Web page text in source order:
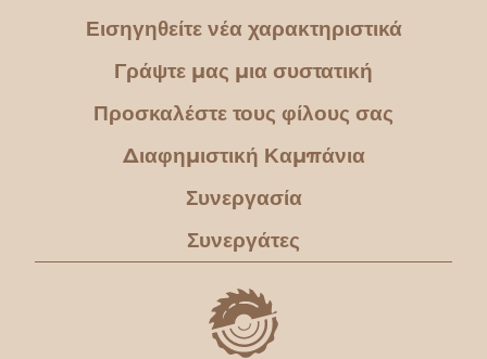
Εισηγηθείτε νέα χαρακτηριστικά
Γράψτε μας μια συστατική
Προσκαλέστε τους φίλους σας
Διαφημιστική Καμπάνια
Συνεργασία
Συνεργάτες